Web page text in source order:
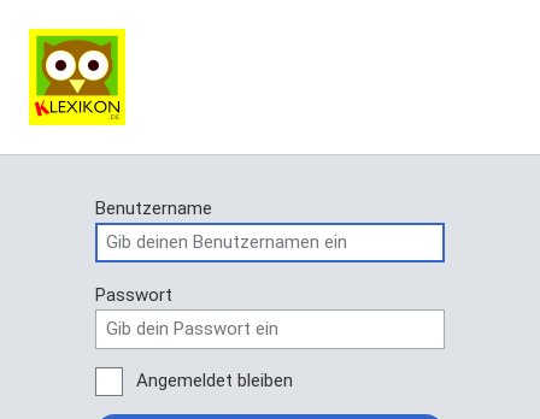
Benutzername
Passwort
Angemeldet bleiben